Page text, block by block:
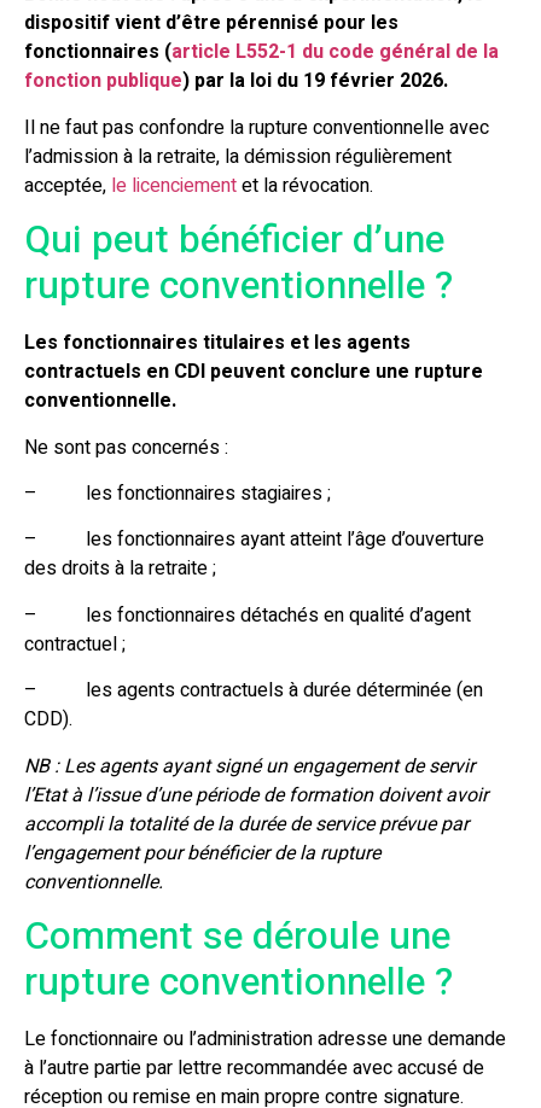
dispositif vient d’être pérennisé pour les
fonctionnaires (article L552-1 du code général de la
fonction publique) par la loi du 19 février 2026.
Il ne faut pas confondre la rupture conventionnelle avec
l’admission à la retraite, la démission régulièrement
acceptée, le licenciementet la révocation.
Qui peut bénéficier d’une
rupture conventionnelle ?
Les fonctionnaires titulaires et les agents
contractuels en CDI peuvent conclure une rupture
conventionnelle.
Ne sont pas concernés :
– les fonctionnaires stagiaires ;
– les fonctionnaires ayant atteint l’âge d’ouverture
des droits à la retraite ;
– les fonctionnaires détachés en qualité d’agent
contractuel ;
– les agents contractuels à durée déterminée (en
CDD).
NB : Les agents ayant signé un engagement de servir
l’Etat à l’issue d’une période de formation doivent avoir
accompli la totalité de la durée de service prévue par
l’engagement pour bénéficier de la rupture
conventionnelle.
Comment se déroule une
rupture conventionnelle ?
Le fonctionnaire ou l’administration adresse une demande
à l’autre partie par lettre recommandée avec accusé de
réception ou remise en main propre contre signature.